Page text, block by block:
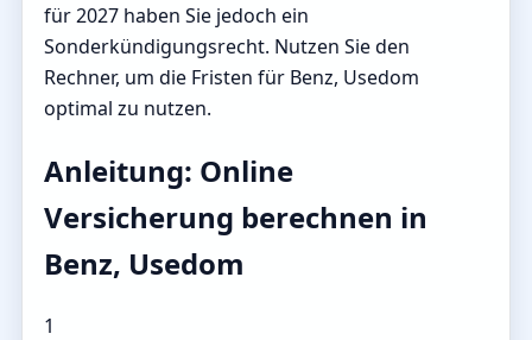
für 2027 haben Sie jedoch ein
Sonderkündigungsrecht. Nutzen Sie den
Rechner, um die Fristen für Benz, Usedom
optimal zu nutzen.
Anleitung: Online
Versicherung berechnen in
Benz, Usedom
1